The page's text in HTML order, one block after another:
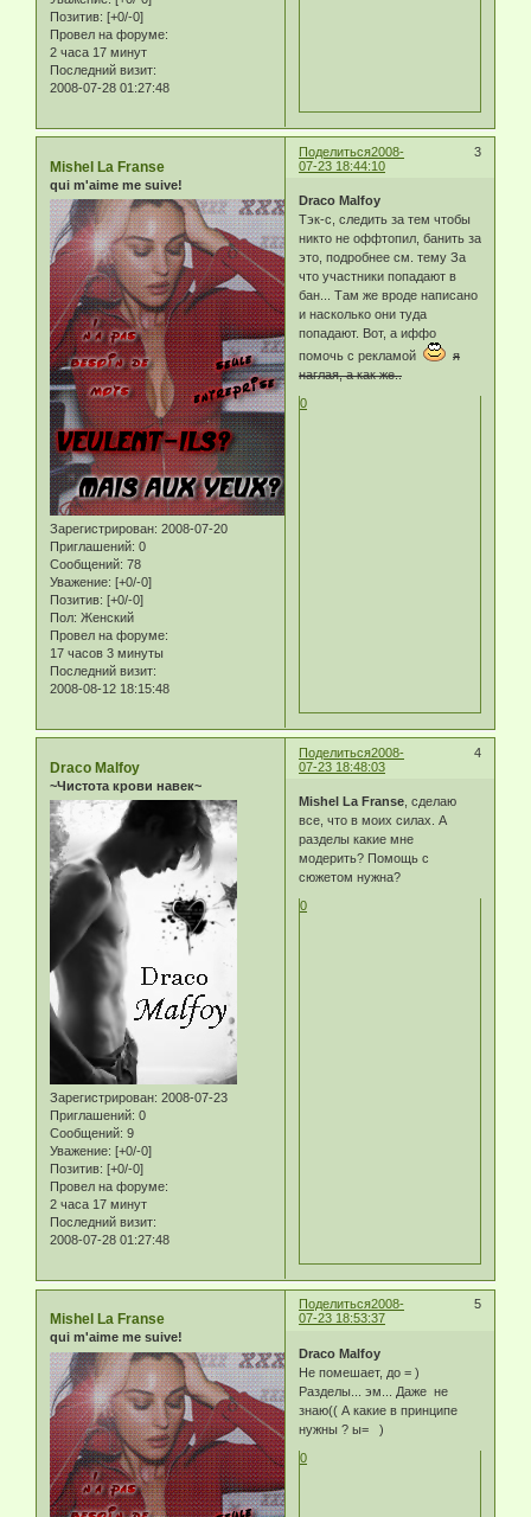
Позитив: [+0/-0]
Провел на форуме:
2 часа 17 минут
Последний визит:
2008-07-28 01:27:48
Поделиться 3
2008-
07-23 18:44:10
Mishel La Franse
qui m'aime me suive!
Зарегистрирован: 2008-07-20
Приглашений: 0
Сообщений: 78
Уважение: [+0/-0]
Позитив: [+0/-0]
Пол: Женский
Провел на форуме:
17 часов 3 минуты
Последний визит:
2008-08-12 18:15:48
Draco Malfoy
Тэк-с, следить за тем чтобы
никто не оффтопил, банить за
это, подробнее см. тему За
что участники попадают в
бан... Там же вроде написано
и насколько они туда
попадают. Вот, а иффо
помочь с рекламой
я
наглая, а как же..
0
Поделиться 4
2008-
07-23 18:48:03
Draco Malfoy
~Чистота крови навек~
Зарегистрирован: 2008-07-23
Приглашений: 0
Сообщений: 9
Уважение: [+0/-0]
Позитив: [+0/-0]
Провел на форуме:
2 часа 17 минут
Последний визит:
2008-07-28 01:27:48
Mishel La Franse , сделаю
все, что в моих силах. А
разделы какие мне
модерить? Помощь с
сюжетом нужна?
0
Поделиться 5
2008-
07-23 18:53:37
Mishel La Franse
qui m'aime me suive!
Draco Malfoy
Не помешает, до = )
Разделы... эм... Даже не
знаю(( А какие в принципе
нужны ? ы= )
0